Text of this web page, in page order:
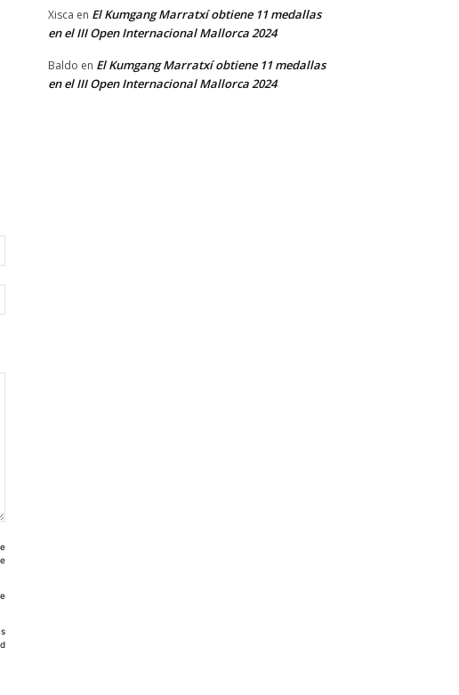
electrónico:*
Xisca en El Kumgang Marratxí obtiene 11 medallas
en el III Open Internacional Mallorca 2024
Baldo en El Kumgang Marratxí obtiene 11 medallas
en el III Open Internacional Mallorca 2024